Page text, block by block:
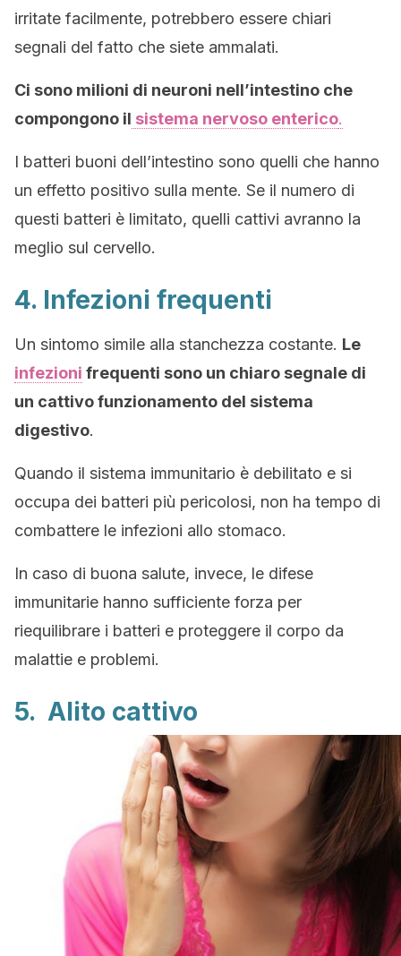
irritate facilmente, potrebbero essere chiari
segnali del fatto che siete ammalati.
Ci sono milioni di neuroni nell’intestino che
compongono il sistema nervoso enterico.
I batteri buoni dell’intestino sono quelli che hanno
un effetto positivo sulla mente. Se il numero di
questi batteri è limitato, quelli cattivi avranno la
meglio sul cervello.
4. Infezioni frequenti
Un sintomo simile alla stanchezza costante. Le
infezioni frequenti sono un chiaro segnale di
un cattivo funzionamento del sistema
digestivo.
Quando il sistema immunitario è debilitato e si
occupa dei batteri più pericolosi, non ha tempo di
combattere le infezioni allo stomaco.
In caso di buona salute, invece, le difese
immunitarie hanno sufficiente forza per
riequilibrare i batteri e proteggere il corpo da
malattie e problemi.
5. Alito cattivo